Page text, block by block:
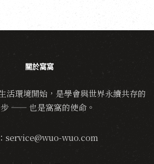
關於窩窩
活環境開始，是學會與世界永續共存的
—— 也是窩窩的使命。
service@wuo-wuo.com